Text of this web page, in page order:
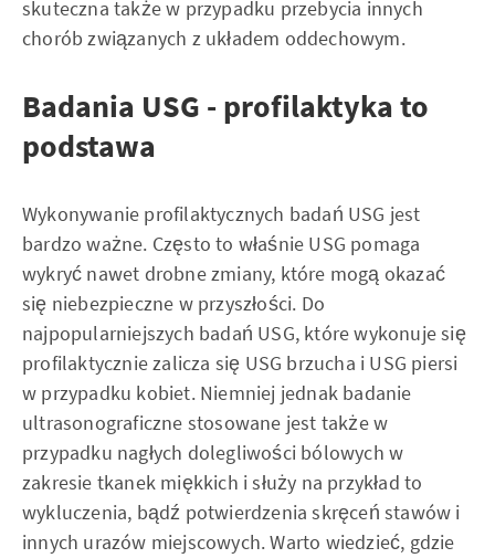
skuteczna także w przypadku przebycia innych
chorób związanych z układem oddechowym.
Badania USG - profilaktyka to
podstawa
Wykonywanie profilaktycznych badań USG jest
bardzo ważne. Często to właśnie USG pomaga
wykryć nawet drobne zmiany, które mogą okazać
się niebezpieczne w przyszłości. Do
najpopularniejszych badań USG, które wykonuje się
profilaktycznie zalicza się USG brzucha i USG piersi
w przypadku kobiet. Niemniej jednak badanie
ultrasonograficzne stosowane jest także w
przypadku nagłych dolegliwości bólowych w
zakresie tkanek miękkich i służy na przykład to
wykluczenia, bądź potwierdzenia skręceń stawów i
innych urazów miejscowych. Warto wiedzieć, gdzie